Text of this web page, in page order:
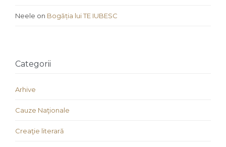
Neele on Bogăția lui TE IUBESC
Categorii
Arhive
Cauze Naţionale
Creaţie literară